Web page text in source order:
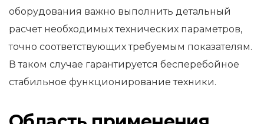
оборудования важно выполнить детальный
расчет необходимых технических параметров,
точно соответствующих требуемым показателям.
В таком случае гарантируется бесперебойное
стабильное функционирование техники.